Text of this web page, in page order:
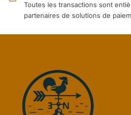
Toutes les transactions sont
partenaires de solutions de